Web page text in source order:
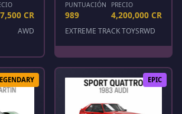
CR
AWD
PUNTUACIÓN
989
PRECIO
4,200,000 CR
EXTREME TRACK TOYSRWD
EPIC